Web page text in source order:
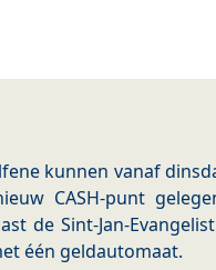
kunnen vanaf
CASH-punt
de Sint-Jan-
één geldautomaat.